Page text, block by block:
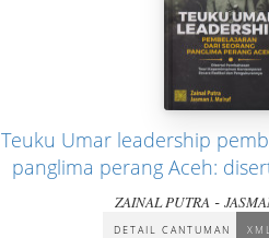
Teuku Umar leadership
panglima perang Aceh:
kepemimpinanZAINAL PUTRA -
DETAIL CANTUMAN